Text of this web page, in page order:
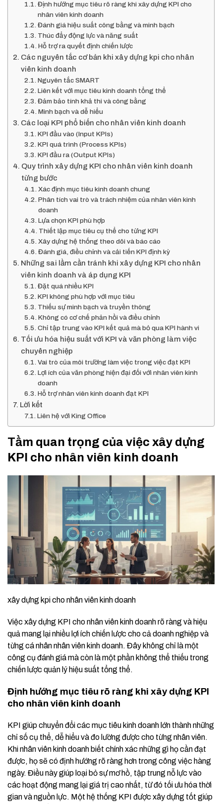
Định hướng mục tiêu rõ ràng khi xây dựng KPI cho
nhân viên kinh doanh
Đánh giá hiệu suất công bằng và minh bạch
Thúc đẩy động lực và năng suất
Hỗ trợ ra quyết định chiến lược
Các nguyên tắc cơ bản khi xây dựng kpi cho nhân
viên kinh doanh
Nguyên tắc SMART
Liên kết với mục tiêu kinh doanh tổng thể
Đảm bảo tính khả thi và công bằng
Minh bạch và dễ hiểu
Các loại KPI phổ biến cho nhân viên kinh doanh
KPI đầu vào (Input KPIs)
KPI quá trình (Process KPIs)
KPI đầu ra (Output KPIs)
Quy trình xây dựng KPI cho nhân viên kinh doanh
từng bước
Xác định mục tiêu kinh doanh chung
Phân tích vai trò và trách nhiệm của nhân viên kinh
doanh
Lựa chọn KPI phù hợp
Thiết lập mục tiêu cụ thể cho từng KPI
Xây dựng hệ thống theo dõi và báo cáo
Đánh giá, điều chỉnh và cải tiến KPI định kỳ
Những sai lầm cần tránh khi xây dựng KPI cho nhân
viên kinh doanh và áp dụng KPI
Đặt quá nhiều KPI
KPI không phù hợp với mục tiêu
Thiếu sự minh bạch và truyền thông
Không có cơ chế phản hồi và điều chỉnh
Chỉ tập trung vào KPI kết quả mà bỏ qua KPI hành vi
Tối ưu hóa hiệu suất với KPI và văn phòng làm việc
chuyên nghiệp
Vai trò của môi trường làm việc trong việc đạt KPI
Lợi ích của văn phòng hiện đại đối với nhân viên kinh
doanh
Hỗ trợ nhân viên kinh doanh đạt KPI
Lời kết
Liên hệ với King Office
Tầm quan trọng của việc xây dựng
KPI cho nhân viên kinh doanh
xây dựng kpi cho nhân viên kinh doanh
Việc xây dựng KPI cho nhân viên kinh doanh rõ ràng và hiệu
quả mang lại nhiều lợi ích chiến lược cho cả doanh nghiệp và
từng cá nhân nhân viên kinh doanh. Đây không chỉ là một
công cụ đánh giá mà còn là một phần không thể thiếu trong
chiến lược quản lý hiệu suất tổng thể.
Định hướng mục tiêu rõ ràng khi xây dựng KPI
cho nhân viên kinh doanh
KPI giúp chuyển đổi các mục tiêu kinh doanh lớn thành những
chỉ số cụ thể, dễ hiểu và đo lường được cho từng nhân viên.
Khi nhân viên kinh doanh biết chính xác những gì họ cần đạt
được, họ sẽ có định hướng rõ ràng hơn trong công việc hàng
ngày. Điều này giúp loại bỏ sự mơ hồ, tập trung nỗ lực vào
các hoạt động mang lại giá trị cao nhất, từ đó tối ưu hóa thời
gian và nguồn lực. Một hệ thống KPI được xây dựng tốt giúp